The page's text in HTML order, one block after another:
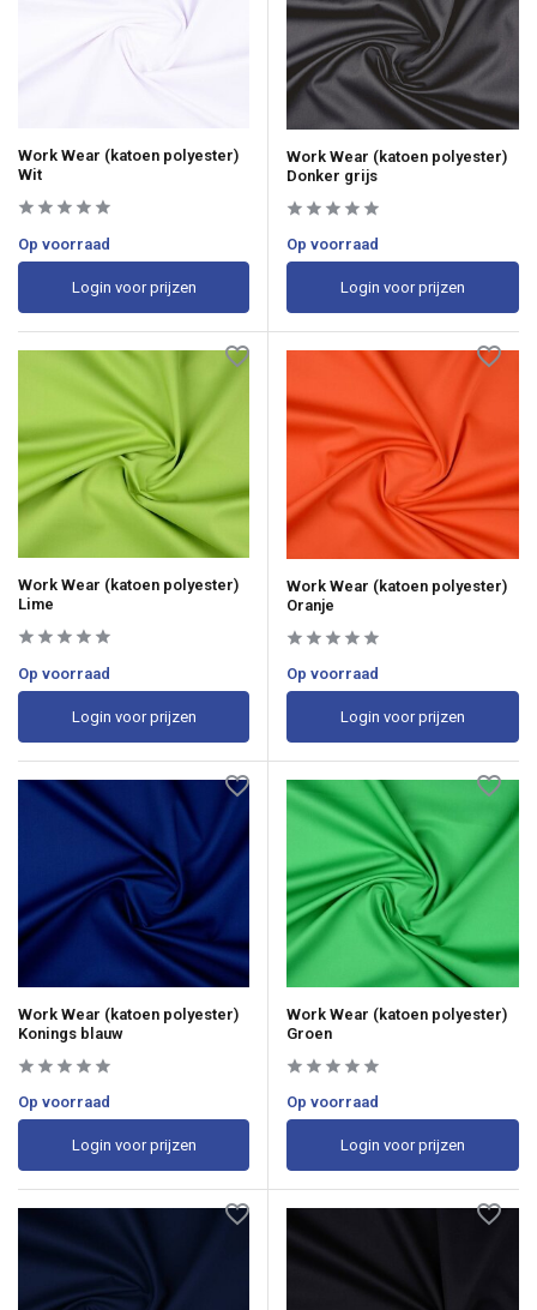
Work Wear (katoen polyester)
Wit
Op voorraad
Login voor prijzen
Work Wear (katoen polyester)
Donker grijs
Op voorraad
Login voor prijzen
Work Wear (katoen polyester)
Lime
Op voorraad
Login voor prijzen
Work Wear (katoen polyester)
Oranje
Op voorraad
Login voor prijzen
Work Wear (katoen polyester)
Konings blauw
Op voorraad
Login voor prijzen
Work Wear (katoen polyester)
Groen
Op voorraad
Login voor prijzen